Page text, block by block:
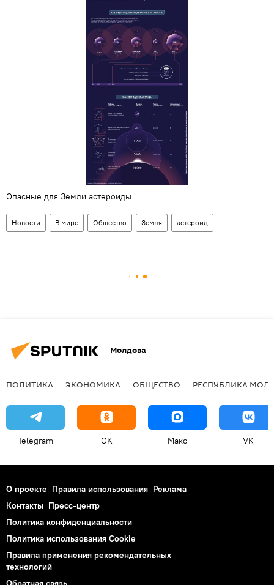
Опасные для Земли астероиды
Новости В мире Общество Земля астероид
Молдова
ПОЛИТИКА ЭКОНОМИКА ОБЩЕСТВО РЕСПУБЛИКА
Telegram OK Макс VK
О проекте Правила использования Реклама
Контакты Пресс-центр
Политика конфиденциальности
Политика использования Cookie
Правила применения рекомендательных
технологий